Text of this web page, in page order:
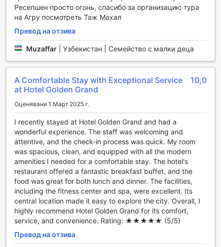
В допълнение към казиното, хотелът предлага и
специални вечерни събития и турнири, които привлекат
сте опитен играч или просто искате да опитате късмета
си, казиното на Хотел Golden Grand е идеалното място
за развлечение и социализация. Направете своя
престой незабравим, като се насладите на уникалната
Golden Grand може да предложи.
Удобства в Hotel Golden Grand: Комфорт и Лукс на
Всяка Стъпка
Hotel Golden Grand предлага изключителни удобства,
които правят престоя ви в Ню Делхи незабравим. С 24-
часова рум-сървис услуга, можете да се насладите на
вкусна храна и напитки по всяко време на деня или
нощта, без да напускате стаята си. За вашето удобство,
хотелът предлага и услуги за пране и химическо
чистене, които ще се погрижат за вашето облекло,
докато вие се наслаждавате на престоя си. Също така,
наличието на сейфове за съхранение на ценности и
консиерж услуги допринася за вашето спокойствие и
комфорт.
В допълнение, Hotel Golden Grand осигурява безплатен
Ресепшен просто огонь, спасибо за организацию тура
на Агру посмотреть Таж Махал
Превод на отзива
Muzaffar Узбекистан | Семейство с малки деца
A Comfortable Stay with Exceptional Service
at Hotel Golden Grand
10,0
Оценявани 1 Март 2025 г.
I recently stayed at Hotel Golden Grand and had a
wonderful experience. The staff was welcoming and
attentive, and the check-in process was quick. My room
was spacious, clean, and equipped with all the modern
amenities I needed for a comfortable stay. The hotel's
restaurant offered a fantastic breakfast buffet, and the
food was great for both lunch and dinner. The facilities,
including the fitness center and spa, were excellent. Its
central location made it easy to explore the city. Overall, I
highly recommend Hotel Golden Grand for its comfort,
service, and convenience. Rating: ★★★★★ (5/5)
Превод на отзива